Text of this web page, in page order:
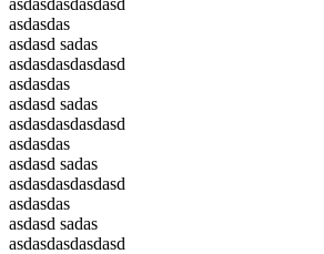
asdasdasdasdasd
asdasdas
asdasd sadas
asdasdasdasdasd
asdasdas
asdasd sadas
asdasdasdasdasd
asdasdas
asdasd sadas
asdasdasdasdasd
asdasdas
asdasd sadas
asdasdasdasdasd